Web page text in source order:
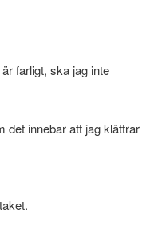
farligt, ska jag inte
det innebar att jag klättrar